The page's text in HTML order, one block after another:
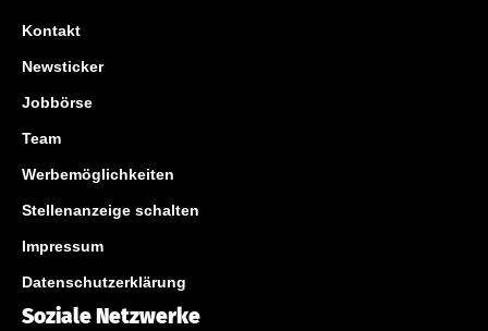
Kontakt
Newsticker
Jobbörse
Team
Werbemöglichkeiten
Stellenanzeige schalten
Impressum
Datenschutzerklärung
Soziale Netzwerke